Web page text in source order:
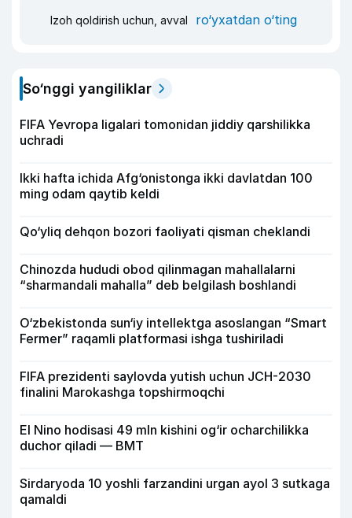
Izoh qoldirish uchun, avval ro‘yxatdan o‘ting
So‘nggi yangiliklar
FIFA Yevropa ligalari tomonidan jiddiy qarshilikka
uchradi
Ikki hafta ichida Afg‘onistonga ikki davlatdan 100
ming odam qaytib keldi
Qo‘yliq dehqon bozori faoliyati qisman cheklandi
Chinozda hududi obod qilinmagan mahallalarni
“sharmandali mahalla” deb belgilash boshlandi
O‘zbekistonda sun‘iy intellektga asoslangan “Smart
Fermer” raqamli platformasi ishga tushiriladi
FIFA prezidenti saylovda yutish uchun JCH-2030
finalini Marokashga topshirmoqchi
El Nino hodisasi 49 mln kishini og‘ir ocharchilikka
duchor qiladi — BMT
Sirdaryoda 10 yoshli farzandini urgan ayol 3 sutkaga
qamaldi